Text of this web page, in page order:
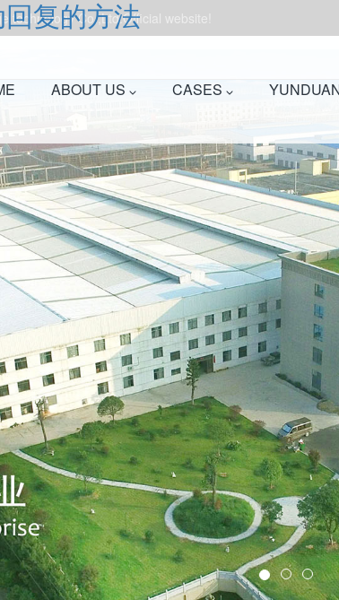
technology Co.,Ltd.Official website!
ABOUT US CASES
复的方法